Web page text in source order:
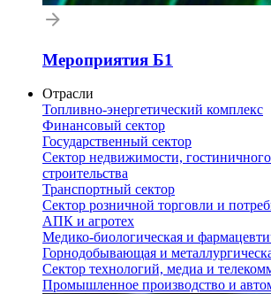
Мероприятия Б1
Отрасли
Топливно-энергетический комплекс
Финансовый сектор
Государственный сектор
Сектор недвижимости,
строительства
Транспортный сектор
Сектор розничной торговли и
АПК и агротех
Медико-биологическая и
Горнодобывающая и
Сектор технологий, медиа и
Промышленное производство и